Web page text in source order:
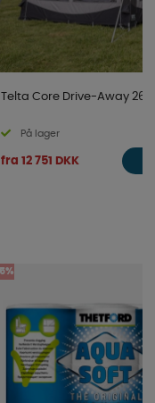
Telta Core Drive-Away 260
På lager
fra 12 751 DKK
5%